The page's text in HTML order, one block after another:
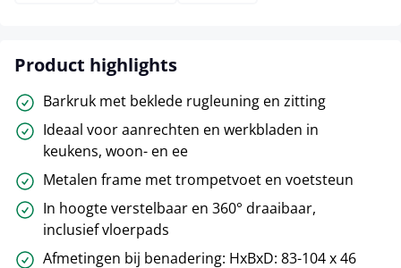
Product highlights
Barkruk met beklede rugleuning en zitting
Ideaal voor aanrechten en werkbladen in
keukens, woon- en ee
Metalen frame met trompetvoet en voetsteun
In hoogte verstelbaar en 360° draaibaar,
inclusief vloerpads
Afmetingen bij benadering: HxBxD: 83-104 x 46